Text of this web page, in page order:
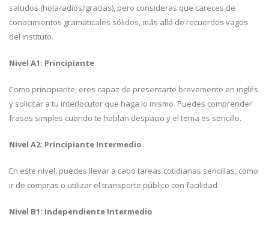
saludos (hola/adiós/gracias), pero consideras que careces de
conocimientos gramaticales sólidos, más allá de recuerdos vagos
del instituto.
Nivel A1: Principiante
Como principiante, eres capaz de presentarte brevemente en inglés
y solicitar a tu interlocutor que haga lo mismo. Puedes comprender
frases simples cuando te hablan despacio y el tema es sencillo.
Nivel A2: Principiante Intermedio
En este nivel, puedes llevar a cabo tareas cotidianas sencillas, como
ir de compras o utilizar el transporte público con facilidad.
Nivel B1: Independiente Intermedio